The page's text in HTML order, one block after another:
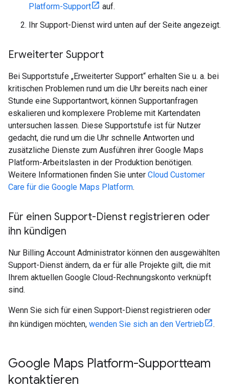
Platform-Support
auf.
Ihr Support-Dienst wird unten auf der Seite angezeigt.
Erweiterter Support
Bei Supportstufe „Erweiterter Support“ erhalten Sie u. a. bei
kritischen Problemen rund um die Uhr bereits nach einer
Stunde eine Supportantwort, können Supportanfragen
eskalieren und komplexere Probleme mit Kartendaten
untersuchen lassen. Diese Supportstufe ist für Nutzer
gedacht, die rund um die Uhr schnelle Antworten und
zusätzliche Dienste zum Ausführen ihrer Google Maps
Platform-Arbeitslasten in der Produktion benötigen.
Weitere Informationen finden Sie unter Cloud Customer
Care für die Google Maps Platform.
Für einen Support-Dienst registrieren oder
ihn kündigen
Nur Billing Account Administrator können den ausgewählten
Support-Dienst ändern, da er für alle Projekte gilt, die mit
Ihrem aktuellen Google Cloud-Rechnungskonto verknüpft
sind.
Wenn Sie sich für einen Support-Dienst registrieren oder
ihn kündigen möchten, wenden Sie sich an den Vertrieb .
Google Maps Platform-Supportteam
kontaktieren